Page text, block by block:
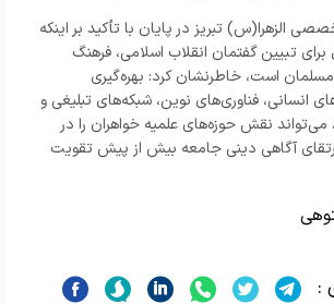
الزهرا(س) تبریز در پایان با تأکید بر اینکه
تبیین گفتمان انقلاب اسلامی، فرهنگ
است، خاطرنشان کرد: بهره‌گیری
انسانی، فناوری‌های نوین، شبکه‌های تبلیغی و
نقش حوزه‌های علمیه خواهران را در
آگاهی دینی جامعه بیش از پیش تقویت
: